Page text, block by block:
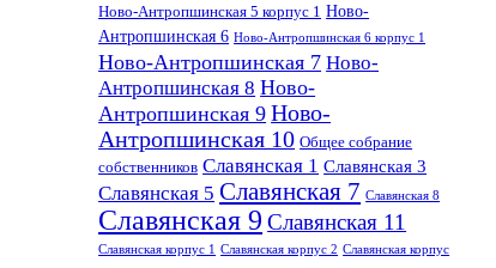
Ново-Антропшинская 5 корпус 1 Ново-
Антропшинская 6 Ново-Антропшинская 6 корпус 1
Ново-Антропшинская 7 Ново-
Антропшинская 8 Ново-
Антропшинская 9 Ново-
Антропшинская 10 Общее собрание
собственников Славянская 1 Славянская 3
Славянская 5 Славянская 7 Славянская 8
Славянская 9 Славянская 11
Славянская корпус 1 Славянская корпус 2 Славянская корпус